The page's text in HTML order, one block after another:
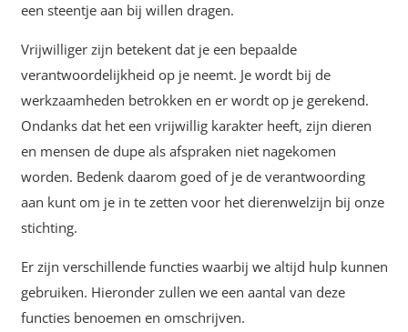
een steentje aan bij willen dragen.
Vrijwilliger zijn betekent dat je een bepaalde
verantwoordelijkheid op je neemt. Je wordt bij de
werkzaamheden betrokken en er wordt op je gerekend.
Ondanks dat het een vrijwillig karakter heeft, zijn dieren
en mensen de dupe als afspraken niet nagekomen
worden. Bedenk daarom goed of je de verantwoording
aan kunt om je in te zetten voor het dierenwelzijn bij onze
stichting.
Er zijn verschillende functies waarbij we altijd hulp kunnen
gebruiken. Hieronder zullen we een aantal van deze
functies benoemen en omschrijven.